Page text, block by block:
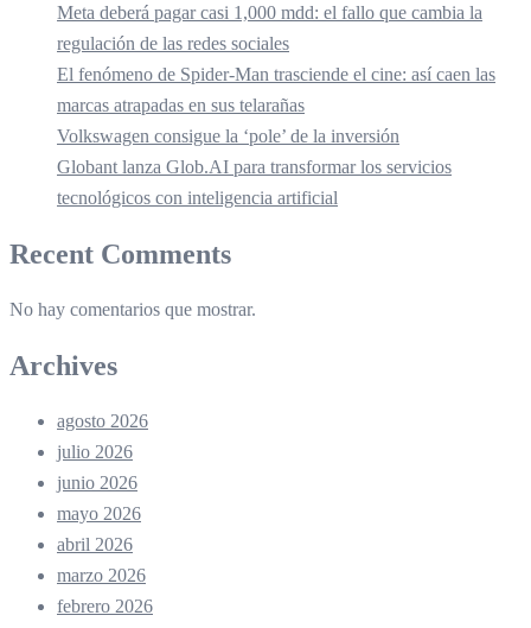
Meta deberá pagar casi 1,000 mdd: el fallo que cambia la
regulación de las redes sociales
El fenómeno de Spider-Man trasciende el cine: así caen las
marcas atrapadas en sus telarañas
Volkswagen consigue la ‘pole’ de la inversión
Globant lanza Glob.AI para transformar los servicios
tecnológicos con inteligencia artificial
Recent Comments
No hay comentarios que mostrar.
Archives
agosto 2026
julio 2026
junio 2026
mayo 2026
abril 2026
marzo 2026
febrero 2026